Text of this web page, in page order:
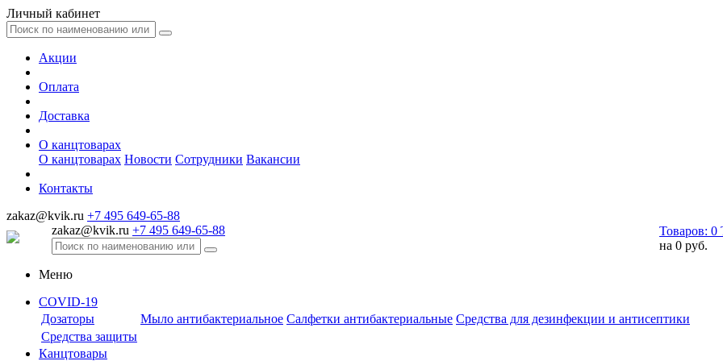
Личный кабинет
Акции
Оплата
Доставка
О канцтоварах
О канцтоварах Новости Сотрудники Вакансии
Контакты
zakaz@kvik.ru +7 495 649-65-88
zakaz@kvik.ru +7 495 649-65-88 Товаров: 0
на 0 руб.
Меню
COVID-19
Дозаторы
Мыло антибактериальное Салфетки антибактериальные Средства для дезинфекции и антисептики
Средства защиты
Канцтовары